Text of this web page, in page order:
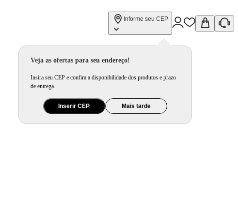
Informe seu CEP
Veja as ofertas para seu endereço!
Insira seu CEP e confira a disponibilidade dos produtos e prazo
de entrega.
Inserir CEP Mais tarde